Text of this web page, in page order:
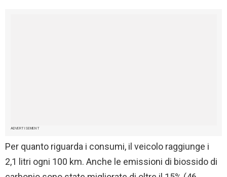
ADVERTISEMENT
Per quanto riguarda i consumi, il veicolo raggiunge i
2,1 litri ogni 100 km. Anche le emissioni di biossido di